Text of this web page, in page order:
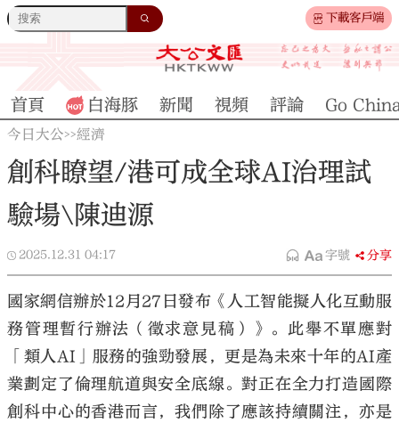
下載客戶端
首頁 白海豚 新聞 視頻 評論 Go
今日大公>>經濟
創科瞭望/港可成全球AI治理試
驗場\陳迪源
2025.12.31 04:17 字號 分享
國家網信辦於12月27日發布《人工智能擬人化互動服
務管理暫行辦法（徵求意見稿）》。此舉不單應對
「類人AI」服務的強勁發展，更是為未來十年的AI產
業劃定了倫理航道與安全底線。對正在全力打造國際
創科中心的香港而言，我們除了應該持續關注，亦是